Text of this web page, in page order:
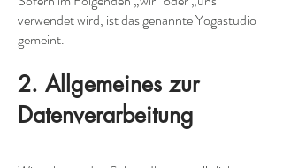
verwendet wird, ist das genannte Yogastudio
gemeint.
2. Allgemeines zur
Datenverarbeitung